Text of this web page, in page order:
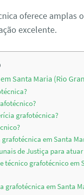
oferece amplas
excelente.
Santa Maria (Rio
grafotécnica?
em Santa
de Justiça para
técnico grafotécnico em
grafotécnica em Santa